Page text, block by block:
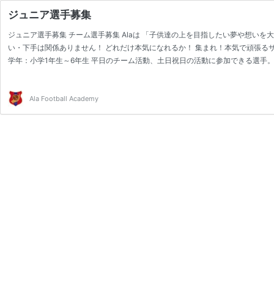
ジュニア選手募集
ジュニア選手募集 チーム選手募集 Alaは 「子供達の上を目指したい夢や想い
い・下手は関係ありません！ どれだけ本気になれるか！ 集まれ！本気で頑
学年：小学1年生～6年生 平日のチーム活動、土日祝日の活動に参加できる選
Ala Football Academy